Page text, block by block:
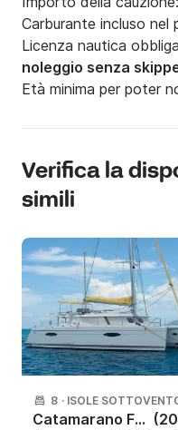
tramite il servizio di
Cordiali saluti.
Carburante incluso nel
Licenza nautica
noleggio senza
Età minima per poter
Verifica la
simili
8 · ISOLE
Catamarano FOUNTAINE PAJOT 44 13.3m